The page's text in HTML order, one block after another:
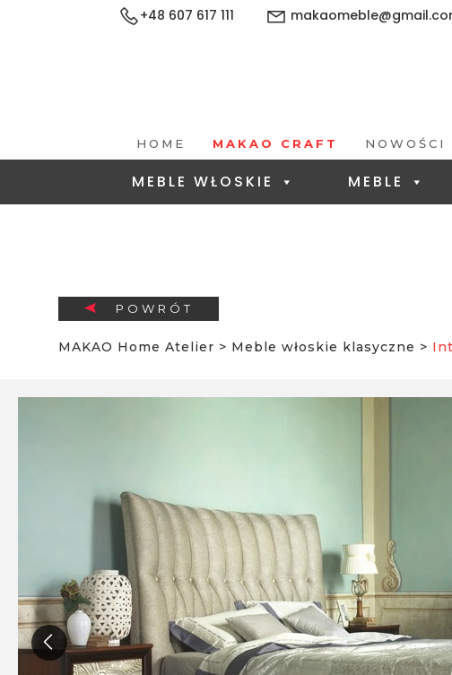
+48 607 617 111
HOME MAKAO CRAFT NOWOŚCI
MEBLE WŁOSKIE MEBLE
POWRÓT
MAKAO Home Atelier > Meble włoskie klasyczne >